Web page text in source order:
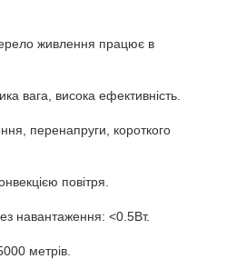
живлення працює в
вага, висока ефективність.
перенапруги, короткого
повітря.
навантаження: <0.5Вт.
метрів.